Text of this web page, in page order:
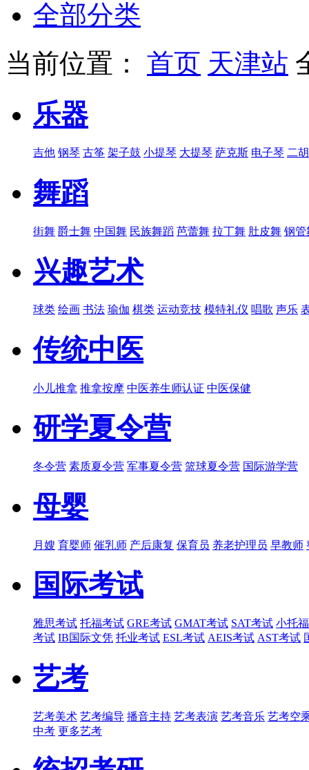
全部分类
当前位置：
首页 天津站
乐器
吉他 钢琴 古筝 架子鼓 小提琴 大提琴 萨克斯 电子琴 二胡
舞蹈
街舞 爵士舞 中国舞 民族舞蹈 芭蕾舞 拉丁舞 肚皮舞 钢管
兴趣艺术
球类 绘画 书法 瑜伽 棋类 运动竞技 模特礼仪 唱歌 声乐
传统中医
小儿推拿 推拿按摩 中医养生师认证 中医保健
研学夏令营
冬令营 素质夏令营 军事夏令营 篮球夏令营 国际游学营
母婴
月嫂 育婴师 催乳师 产后康复 保育员 养老护理员 早教师
国际考试
雅思考试 托福考试 GRE考试 GMAT考试 SAT考试 小托
考试 IB国际文凭 托业考试 ESL考试 AEIS考试 AST考试
艺考
艺考美术 艺考编导 播音主持 艺考表演 艺考音乐 艺考空
中考 更多艺考